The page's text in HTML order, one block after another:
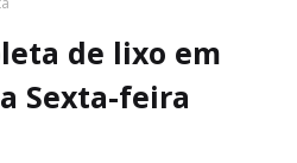
de lixo em
Sexta-feira